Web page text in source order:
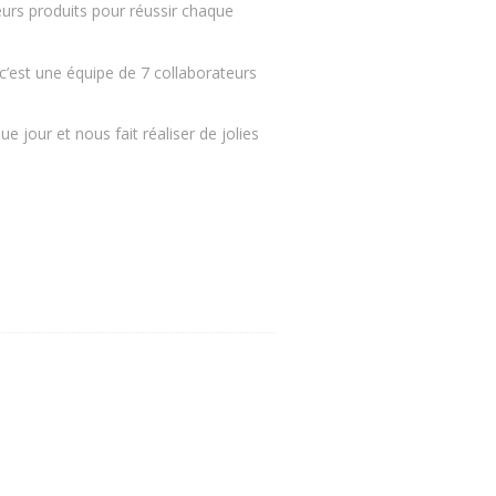
produits pour réussir chaque
une équipe de 7 collaborateurs
jour et nous fait réaliser de jolies